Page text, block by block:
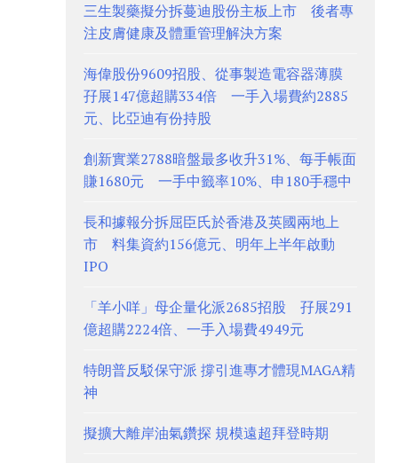
三生製藥擬分拆蔓迪股份主板上市 後者專
注皮膚健康及體重管理解決方案
海偉股份9609招股、從事製造電容器薄膜
孖展147億超購334倍 一手入場費約2885
元、比亞迪有份持股
創新實業2788暗盤最多收升31%、每手帳面
賺1680元 一手中籤率10%、申180手穩中
長和據報分拆屈臣氏於香港及英國兩地上
市 料集資約156億元、明年上半年啟動
IPO
「羊小咩」母企量化派2685招股 孖展291
億超購2224倍、一手入場費4949元
特朗普反駁保守派 撐引進專才體現MAGA精
神
擬擴大離岸油氣鑽探 規模遠超拜登時期